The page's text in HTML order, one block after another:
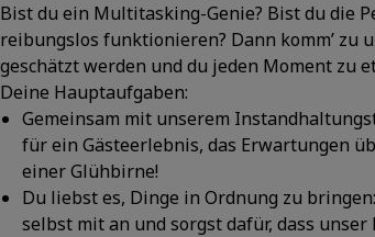
Bist du ein Multitasking-Genie? Bist du die
reibungslos funktionieren? Dann komm’ zu
geschätzt werden und du jeden Moment zu
Deine Hauptaufgaben:
Gemeinsam mit unserem
für ein Gästeerlebnis, das Erwartungen
einer Glühbirne!
Du liebst es, Dinge in Ordnung zu
selbst mit an und sorgst dafür, dass